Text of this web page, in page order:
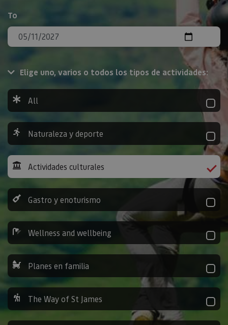
To
Elige uno, varios o todos los tipos de actividades:
All
Naturaleza y deporte
Actividades culturales
Gastro y enoturismo
Wellness and wellbeing
Planes en familia
The Way of St James